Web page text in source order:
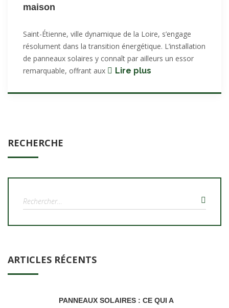
maison
Saint-Étienne, ville dynamique de la Loire, s’engage
résolument dans la transition énergétique. L’installation
de panneaux solaires y connaît par ailleurs un essor
remarquable, offrant aux
Lire plus
panneaux
d’avenir
RECHERCHE
Rechercher :
ARTICLES RÉCENTS
PANNEAUX SOLAIRES : CE QUI A